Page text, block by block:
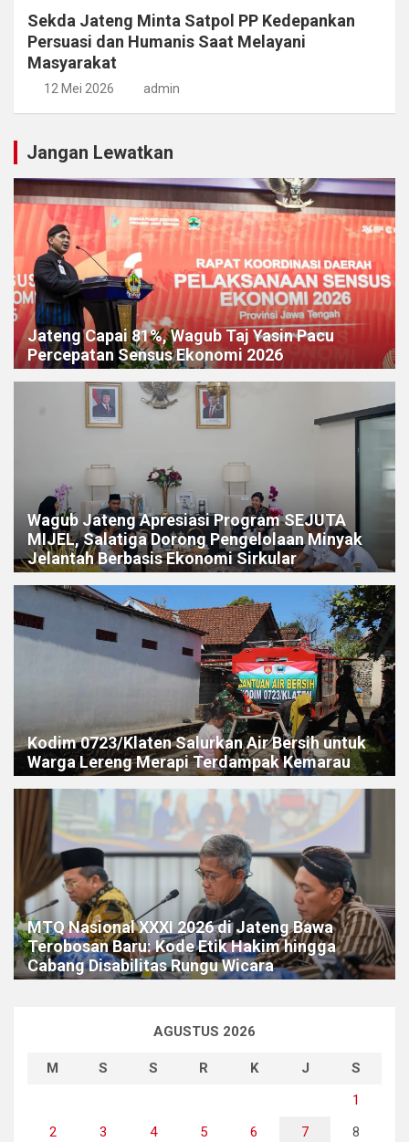
Sekda Jateng Minta Satpol PP Kedepankan
Persuasi dan Humanis Saat Melayani
Masyarakat
12 Mei 2026 admin
Jangan Lewatkan
Jateng Capai 81%, Wagub Taj Yasin Pacu
Percepatan Sensus Ekonomi 2026
Wagub Jateng Apresiasi Program SEJUTA
MIJEL, Salatiga Dorong Pengelolaan Minyak
Jelantah Berbasis Ekonomi Sirkular
Kodim 0723/Klaten Salurkan Air Bersih untuk
Warga Lereng Merapi Terdampak Kemarau
MTQ Nasional XXXI 2026 di Jateng Bawa
Terobosan Baru: Kode Etik Hakim hingga
Cabang Disabilitas Rungu Wicara
AGUSTUS 2026
M S S R K J
S
1
2
3 4 5 6 7
8